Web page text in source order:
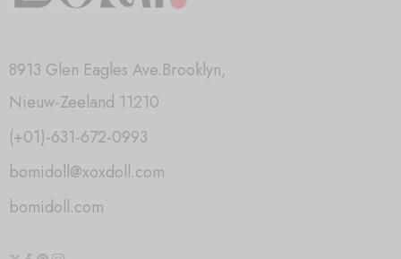
8913 Glen Eagles Ave.Brooklyn,
Nieuw-Zeeland 11210
(+01)-631-672-0993
bomidoll@xoxdoll.com
bomidoll.com